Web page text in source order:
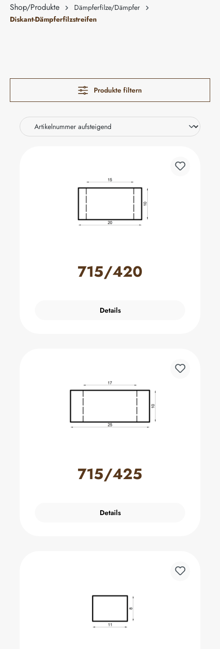
Shop/Produkte
Dämpferfilze/Dämpfer
Diskant-Dämpferfilzstreifen
Produkte filtern
715/420
Details
715/425
Details